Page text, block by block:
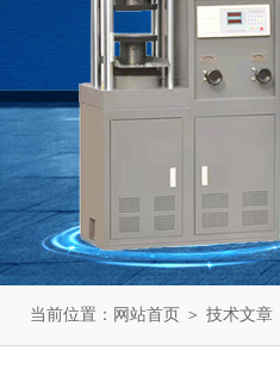
当前位置： 网站首页 ＞ 技术文章